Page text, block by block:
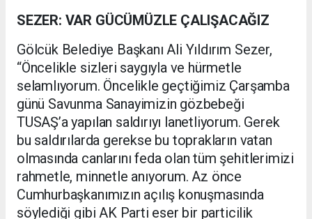
SEZER: VAR GÜCÜMÜZLE ÇALIŞACAĞIZ
Gölcük Belediye Başkanı Ali Yıldırım Sezer,
“Öncelikle sizleri saygıyla ve hürmetle
selamlıyorum. Öncelikle geçtiğimiz Çarşamba
günü Savunma Sanayimizin gözbebeği
TUSAŞ’a yapılan saldırıyı lanetliyorum. Gerek
bu saldırılarda gerekse bu toprakların vatan
olmasında canlarını feda olan tüm şehitlerimizi
rahmetle, minnetle anıyorum. Az önce
Cumhurbaşkanımızın açılış konuşmasında
söylediği gibi AK Parti eser bir particilik